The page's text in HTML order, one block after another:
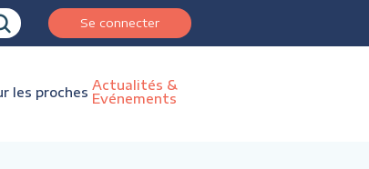
Se connecter
les proches Actualités &
Evénements